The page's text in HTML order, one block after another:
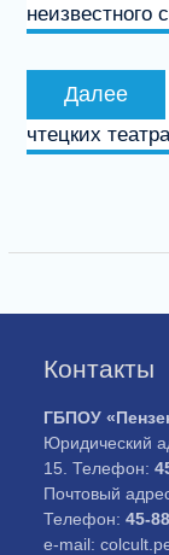
записям
неизвестного
Далее
чтецких
Контакты
ГБПОУ
Юридический
15. Телефон:
Почтовый
Телефон:45-
e-mail: